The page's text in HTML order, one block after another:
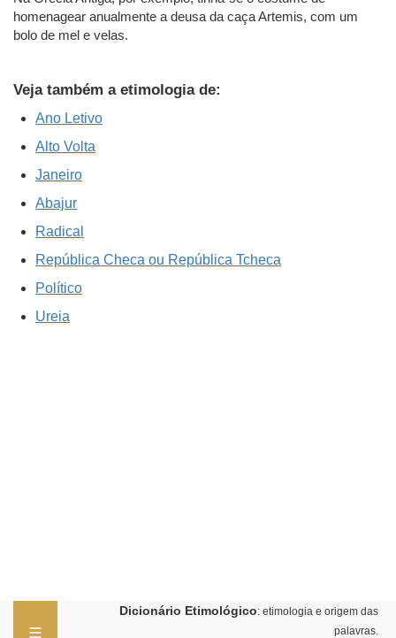
homenagear anualmente a deusa da caça Artemis, com um
bolo de mel e velas.
Veja também a etimologia de:
Ano Letivo
Alto Volta
Janeiro
Abajur
Radical
República Checa ou República Tcheca
Político
Ureia
Dicionário Etimológico: etimologia e origem das
palavras.